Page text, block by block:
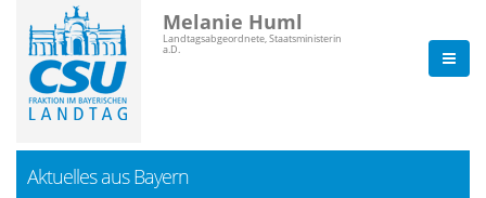
Melanie Huml
Landtagsabgeordnete, Staatsministerin
a.D.
Aktuelles aus Bayern